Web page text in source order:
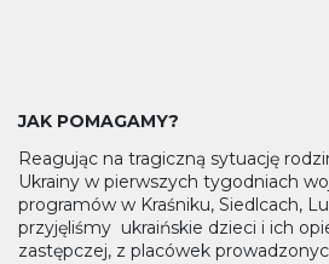
JAK POMAGAMY?
Reagując na tragiczną sytuację
Ukrainy w pierwszych tygodniach
programów w Kraśniku, Siedlcach,
przyjęliśmy ukraińskie dzieci i ich
zastępczej, z placówek